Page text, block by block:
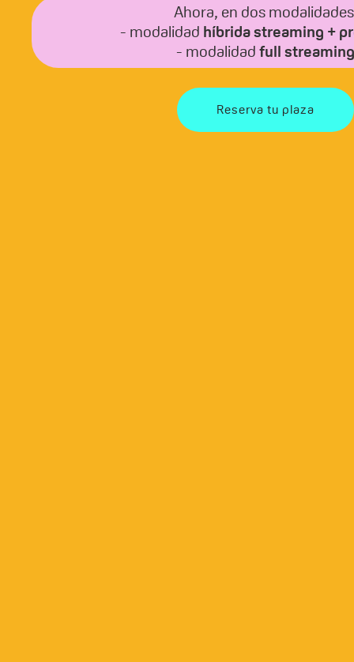
Ahora, en dos
- modalidad híbrida streaming +
- modalidadfull streaming
Reserva tu plaza